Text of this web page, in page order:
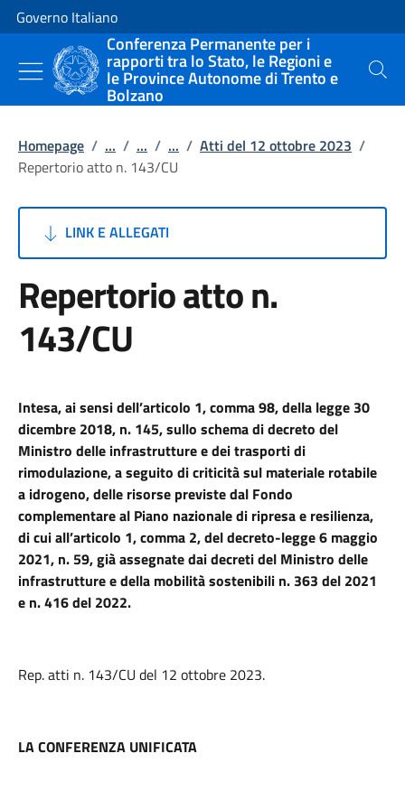
Vai al contenuto
Vai alla navigazione del sito
Governo Italiano
Conferenza Permanente per i
rapporti tra lo Stato, le Regioni e
le Province Autonome di Trento e
Bolzano
Cerca
Homepage / ... / ... / ... / Atti del 12 ottobre 2023 /
Repertorio atto n. 143/CU
LINK E ALLEGATI
Repertorio atto n.
143/CU
Intesa, ai sensi dell’articolo 1, comma 98, della legge 30
dicembre 2018, n. 145, sullo schema di decreto del
Ministro delle infrastrutture e dei trasporti di
rimodulazione, a seguito di criticità sul materiale rotabile
a idrogeno, delle risorse previste dal Fondo
complementare al Piano nazionale di ripresa e resilienza,
di cui all’articolo 1, comma 2, del decreto-legge 6 maggio
2021, n. 59, già assegnate dai decreti del Ministro delle
infrastrutture e della mobilità sostenibili n. 363 del 2021
e n. 416 del 2022.
Rep. atti n. 143/CU del 12 ottobre 2023.
LA CONFERENZA UNIFICATA